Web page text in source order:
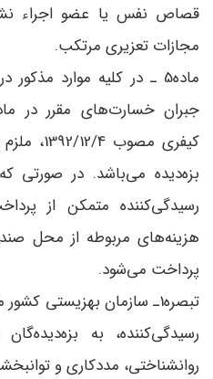
قصاص نفس یا عضو اجراء
مجازات تعزیری مرتکب.
ماده5 ـ در کلیه موارد
کیفری
بزه‌دیده می‌باشد. در
رسیدگی‌کننده متمکن از
هزینه‌های مربوطه از محل
پرداخت می‌شود.
تبصره1ـ سازمان
رسیدگی‌کننده، به
روانشناختی، مددکاری و